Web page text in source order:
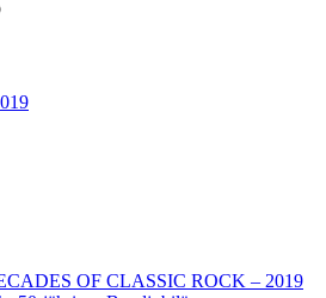
OF CLASSIC ROCK – 2019